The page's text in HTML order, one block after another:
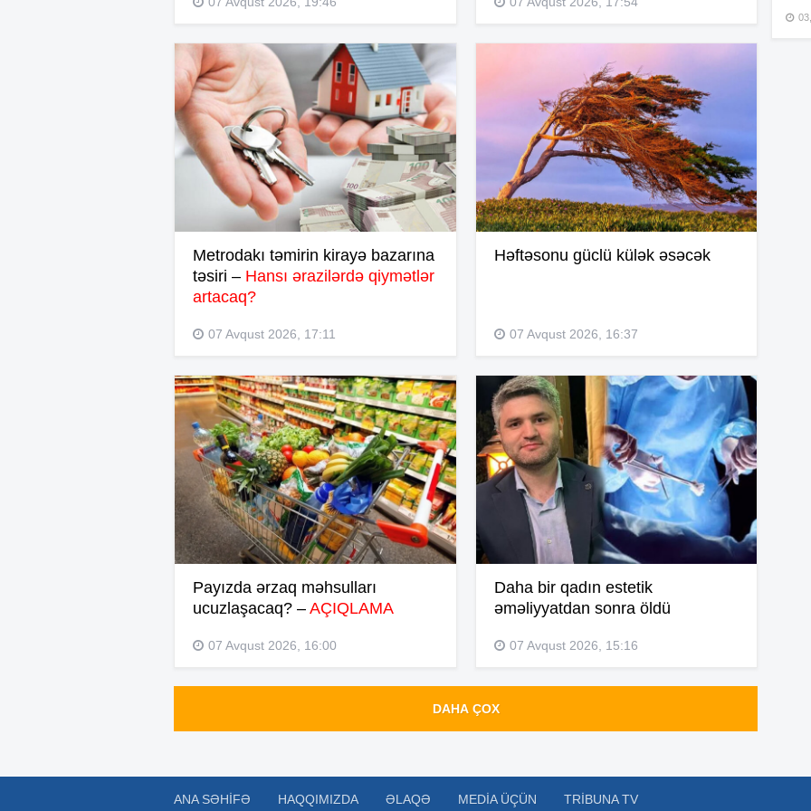
Metrodakı təmirin kirayə bazarına
təsiri – Hansı ərazilərdə qiymətlər
artacaq?
07 Avqust 2026, 17:11
Həftəsonu güclü külək əsəcək
07 Avqust 2026, 16:37
Payızda ərzaq məhsulları
ucuzlaşacaq? – AÇIQLAMA
07 Avqust 2026, 16:00
Daha bir qadın estetik
əməliyyatdan sonra öldü
07 Avqust 2026, 15:16
DAHA ÇOX
ANA SƏHIFƏ HAQQIMIZDA ƏLAQƏ MEDIA ÜÇÜN TRIBUNA TV